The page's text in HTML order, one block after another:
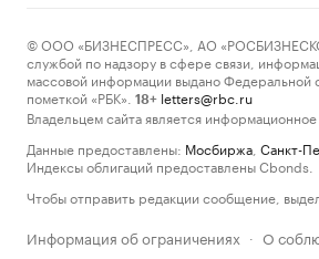
© ООО «БИЗНЕСПРЕСС», АО
службой по надзору в сфере связи,
массовой информации выдано
пометкой «РБК».
18+ letters@rbc.ru
Владельцем сайта является информационное
Данные предоставлены: Мосбиржа Санкт-
Индексы облигаций предоставлены Cbonds.
Чтобы отправить редакции сообщение,
Информация об ограничениях · О